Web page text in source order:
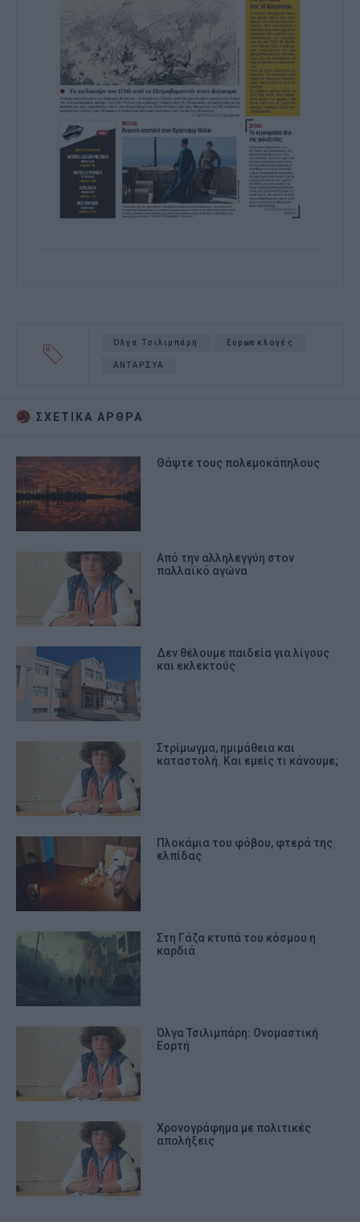
Όλγα Τσιλιμπάρη Ευρωεκλογές
ΑΝΤΑΡΣΥΑ
ΣΧΕΤΙΚA AΡΘΡΑ
Θάψτε τους πολεμοκάπηλους
Από την αλληλεγγύη στον
παλλαϊκό αγώνα
Δεν θέλουμε παιδεία για λίγους
και εκλεκτούς
Στρίμωγμα, ημιμάθεια και
καταστολή. Και εμείς τι κάνουμε;
Πλοκάμια του φόβου, φτερά της
ελπίδας
Στη Γάζα κτυπά του κόσμου η
καρδιά
Όλγα Τσιλιμπάρη: Ονομαστική
Εορτή
Χρονογράφημα με πολιτικές
απολήξεις